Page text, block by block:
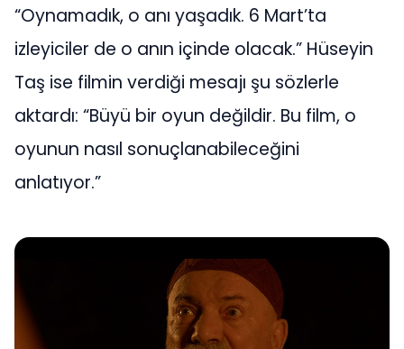
“Oynamadık, o anı yaşadık. 6 Mart’ta
izleyiciler de o anın içinde olacak.” Hüseyin
Taş ise filmin verdiği mesajı şu sözlerle
aktardı: “Büyü bir oyun değildir. Bu film, o
oyunun nasıl sonuçlanabileceğini
anlatıyor.”